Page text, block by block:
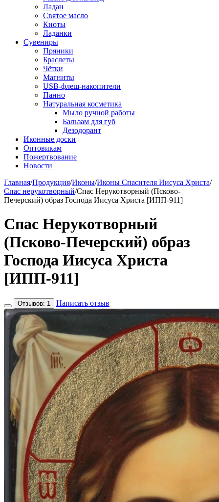
Ладан
Святое масло
Киоты
Ладанки
Сувениры
Пряники
Браслеты
Чётки
Магниты
USB-флеш-накопители
Панно
Натуральная косметика
Мыло ручной работы
Бальзам для губ
Дезодорант
Иконные доски
Оптовикам
Пожертвование
Новости
Главная/Продукция/Иконы/Иконы Спасителя Иисуса Христа/
Спас нерукотворный/Спас Нерукотворный (Псково-
Печерский) образ Господа Иисуса Христа [ИПП-911]
Спас Нерукотворный
(Псково-Печерский) образ
Господа Иисуса Христа
[ИПП-911]
Отзывов: 1 Написать отзыв